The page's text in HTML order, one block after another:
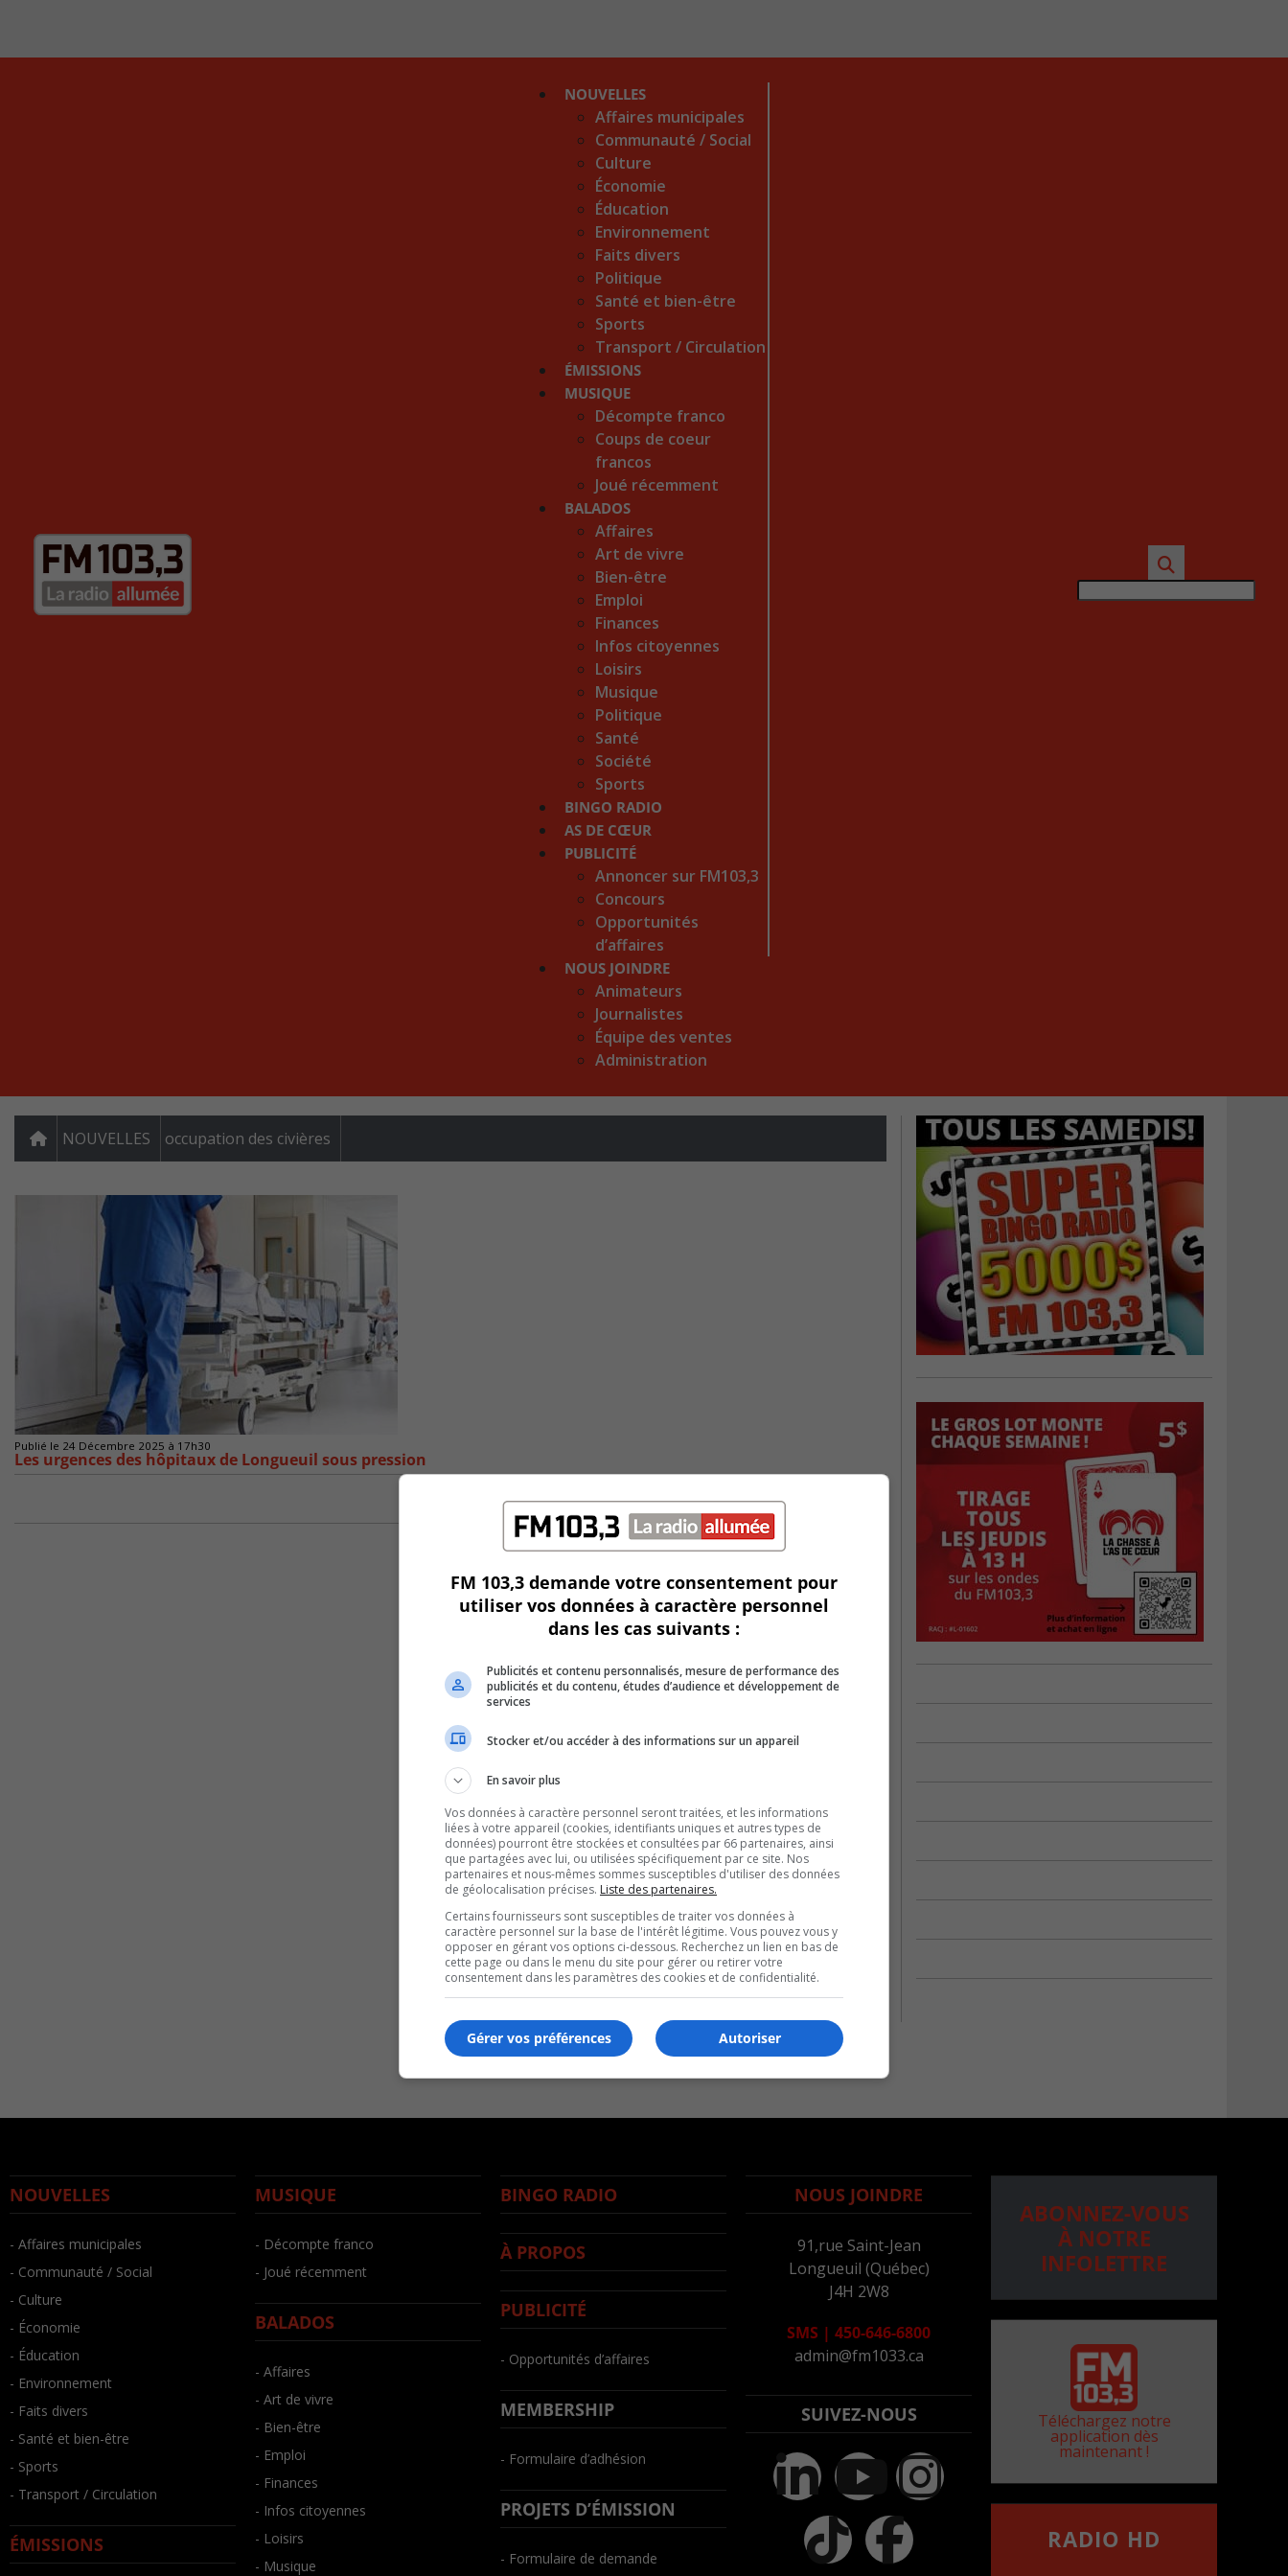
NOUVELLES
Affaires municipales
Communauté / Social
Culture
Économie
Éducation
Environnement
Faits divers
Politique
Santé et bien-être
Sports
Transport / Circulation
ÉMISSIONS
MUSIQUE
Décompte franco
Coups de coeur
francos
Joué récemment
BALADOS
Affaires
Art de vivre
Bien-être
Emploi
Finances
Infos citoyennes
Loisirs
Musique
Politique
Santé
Société
Sports
BINGO RADIO
AS DE CŒUR
PUBLICITÉ
Annoncer sur FM103,3
Concours
Opportunités
d’affaires
NOUS JOINDRE
Animateurs
Journalistes
Équipe des ventes
Administration
NOUVELLES occupation des civières
Publié le 24 Décembre 2025 à 17h30
Les urgences des hôpitaux de Longueuil sous pression
NOUVELLES
- Affaires municipales
- Communauté / Social
- Culture
- Économie
- Éducation
- Environnement
- Faits divers
- Santé et bien-être
- Sports
- Transport / Circulation
ÉMISSIONS
MUSIQUE
- Décompte franco
- Joué récemment
BALADOS
- Affaires
- Art de vivre
- Bien-être
- Emploi
- Finances
- Infos citoyennes
- Loisirs
- Musique
BINGO RADIO
À PROPOS
PUBLICITÉ
- Opportunités d’affaires
MEMBERSHIP
- Formulaire d’adhésion
PROJETS D’ÉMISSION
- Formulaire de demande
NOUS JOINDRE
91,rue Saint-Jean
Longueuil (Québec)
J4H 2W8
SMS | 450-646-6800
admin@fm1033.ca
SUIVEZ-NOUS
ABONNEZ-VOUS
À NOTRE
INFOLETTRE
Téléchargez notre
application dès
maintenant !
RADIO HD
FM 103,3 demande votre consentement pour
utiliser vos données à caractère personnel
dans les cas suivants :
Publicités et contenu personnalisés, mesure de performance des
publicités et du contenu, études d’audience et développement de
services
Stocker et/ou accéder à des informations sur un appareil
En savoir plus
Vos données à caractère personnel seront traitées, et les informations
liées à votre appareil (cookies, identifiants uniques et autres types de
données) pourront être stockées et consultées par 66 partenaires, ainsi
que partagées avec lui, ou utilisées spécifiquement par ce site. Nos
partenaires et nous-mêmes sommes susceptibles d'utiliser des données
de géolocalisation précises. Liste des partenaires.
Certains fournisseurs sont susceptibles de traiter vos données à
caractère personnel sur la base de l'intérêt légitime. Vous pouvez vous y
opposer en gérant vos options ci-dessous. Recherchez un lien en bas de
cette page ou dans le menu du site pour gérer ou retirer votre
consentement dans les paramètres des cookies et de confidentialité.
Autoriser
Gérer vos préférences